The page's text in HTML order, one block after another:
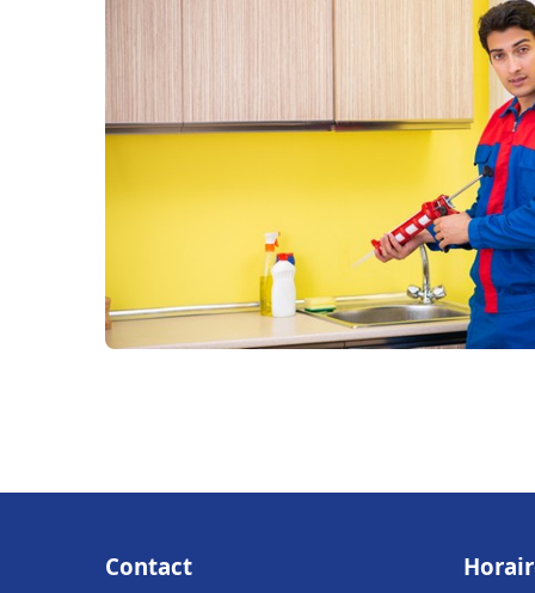
Contact